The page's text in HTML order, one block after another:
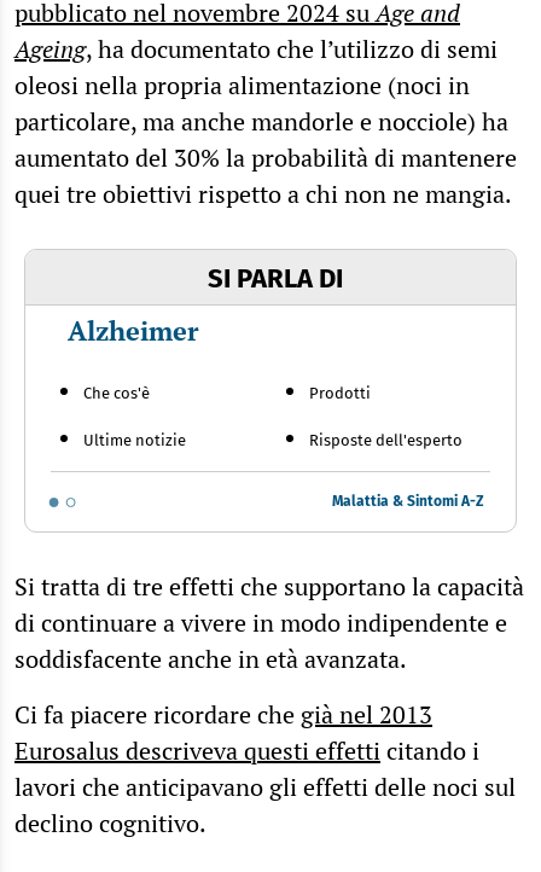
pubblicato nel novembre 2024 suAge and
Ageing, ha documentato che l’utilizzo di semi
oleosi nella propria alimentazione (noci in
particolare, ma anche mandorle e nocciole) ha
aumentato del 30% la probabilità di mantenere
quei tre obiettivi rispetto a chi non ne mangia.
SI PARLA DI
Alzheimer
Che cos'è
Ultime notizie
Prodotti
Risposte dell'esperto
Malattia & Sintomi A-Z
Si tratta di tre effetti che supportano la capacità
di continuare a vivere in modo indipendente e
soddisfacente anche in età avanzata.
Ci fa piacere ricordare che già nel 2013
Eurosalus descriveva questi effetticitando i
lavori che anticipavano gli effetti delle noci sul
declino cognitivo.